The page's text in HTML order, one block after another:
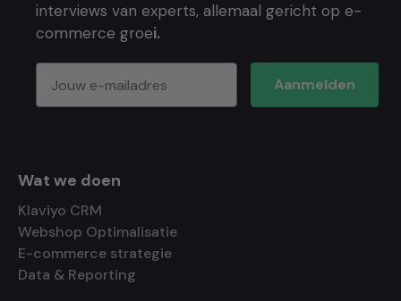
interviews van experts, allemaal gericht op e-
commerce groei.
Aanmelden
Wat we doen
Klaviyo CRM
Webshop Optimalisatie
E-commerce strategie
Data & Reporting